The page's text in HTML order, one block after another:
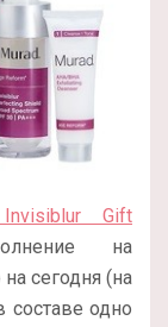
Gift
на
сегодня (на
составе одно